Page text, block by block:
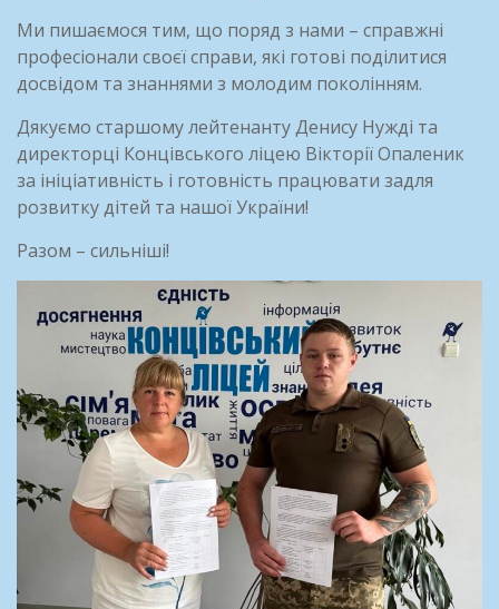
Ми пишаємося тим, що поряд з нами – справжні
професіонали своєї справи, які готові поділитися
досвідом та знаннями з молодим поколінням.
Дякуємо старшому лейтенанту Денису Нужді та
директорці Концівського ліцею Вікторії Опаленик
за ініціативність і готовність працювати задля
розвитку дітей та нашої України!
Разом – сильніші!